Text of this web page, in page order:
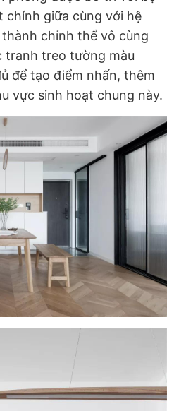
chính giữa cùng với hệ
chỉnh thể vô cùng
tranh treo tường màu
để tạo điểm nhấn, thêm
vực sinh hoạt chung này.